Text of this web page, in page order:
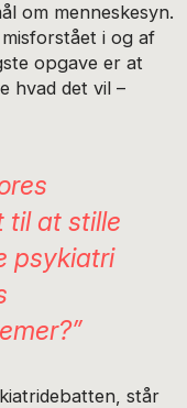
om menneskesyn.
i og af
opgave er at
hvad det vil –
til at stille
psykiatri
står